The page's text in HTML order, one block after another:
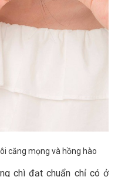
căng mọng và hồng hào
chì đạt chuẩn chỉ có ở